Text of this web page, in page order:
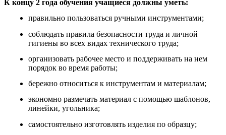
К концу 2 года обучения учащиеся должны уметь:
правильно пользоваться ручными инструментами;
соблюдать правила безопасности труда и личной
гигиены во всех видах технического труда;
организовать рабочее место и поддерживать на нем
порядок во время работы;
бережно относиться к инструментам и материалам;
экономно размечать материал с помощью шаблонов,
линейки, угольника;
самостоятельно изготовлять изделия по образцу;